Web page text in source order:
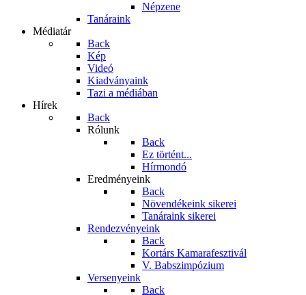
Népzene
Tanáraink
Médiatár
Back
Kép
Videó
Kiadványaink
Tazi a médiában
Hírek
Back
Rólunk
Back
Ez történt...
Hírmondó
Eredményeink
Back
Növendékeink sikerei
Tanáraink sikerei
Rendezvényeink
Back
Kortárs Kamarafesztivál
V. Babszimpózium
Versenyeink
Back